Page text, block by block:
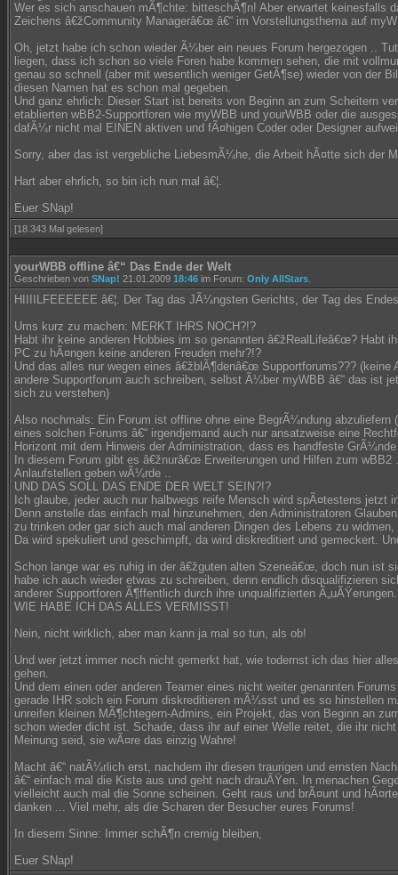
Wer es sich anschauen mÃ¶chte: bitteschÃ¶n! Aber erwartet keinesfalls
Zeichens â€žCommunity Managerâ€œ â€“ im Vorstellungsthema auf
Oh, jetzt habe ich schon wieder Ã¼ber ein neues Forum hergezogen ..
liegen, dass ich schon so viele Foren habe kommen sehen, die mit
genau so schnell (aber mit wesentlich weniger GetÃ¶se) wieder von der
diesen Namen hat es schon mal gegeben.
Und ganz ehrlich: Dieser Start ist bereits von Beginn an zum Scheitern
etablierten wBB2-Supportforen wie myWBB und yourWBB oder die
dafÃ¼r nicht mal EINEN aktiven und fÃ¤higen Coder oder Designer
Sorry, aber das ist vergebliche LiebesmÃ¼he, die Arbeit hÃ¤tte sich der
Hart aber ehrlich, so bin ich nun mal â€¦.
Euer SNap!
[18.343 Mal gelesen]
yourWBB offline â€“ Das Ende der Welt
Geschrieben von SNap! 21.01.2009 18:46 im Forum: Only AllStars
HIIIILFEEEEEE â€¦. Der Tag das JÃ¼ngsten Gerichts, der Tag des
Ums kurz zu machen: MERKT IHRS NOCH?!?
Habt ihr keine anderen Hobbies im so genannten â€žRealLifeâ€œ? Habt
PC zu hÃ¤ngen keine anderen Freuden mehr?!?
Und das alles nur wegen eines â€žblÃ¶denâ€œ Supportforums???
andere Supportforum auch schreiben, selbst Ã¼ber myWBB â€“ das ist
sich zu verstehen)
Also nochmals: Ein Forum ist offline ohne eine BegrÃ¼ndung abzuliefern
eines solchen Forums â€“ irgendjemand auch nur ansatzweise eine
Horizont mit dem Hinweis der Administration, dass es handfeste
In diesem Forum gibt es â€žnurâ€œ Erweiterungen und Hilfen zum
Anlaufstellen geben wÃ¼rde ..
UND DAS SOLL DAS ENDE DER WELT SEIN?!?
Ich glaube, jeder auch nur halbwegs reife Mensch wird spÃ¤testens jetzt
Denn anstelle das einfach mal hinzunehmen, den Administratoren
zu trinken oder gar sich auch mal anderen Dingen des Lebens zu
Da wird spekuliert und geschimpft, da wird diskreditiert und gemeckert.
Schon lange war es ruhig in der â€žguten alten Szeneâ€œ, doch nun ist
habe ich auch wieder etwas zu schreiben, denn endlich disqualifizieren
anderer Supportforen Ã¶ffentlich durch ihre unqualifizierten Ã„uÃŸerungen.
WIE HABE ICH DAS ALLES VERMISST!
Nein, nicht wirklich, aber man kann ja mal so tun, als ob!
Und wer jetzt immer noch nicht gemerkt hat, wie todernst ich das hier
gehen.
Und dem einen oder anderen Teamer eines nicht weiter genannten
gerade IHR solch ein Forum diskreditieren mÃ¼sst und es so hinstellen
unreifen kleinen MÃ¶chtegern-Admins, ein Projekt, das von Beginn an
schon wieder dicht ist. Schade, dass ihr auf einer Welle reitet, die ihr
Meinung seid, sie wÃ¤re das einzig Wahre!
Macht â€“ natÃ¼rlich erst, nachdem ihr diesen traurigen und ernsten
â€“ einfach mal die Kiste aus und geht nach drauÃŸen. In menachen
vielleicht auch mal die Sonne scheinen. Geht raus und brÃ¤unt und
danken ... Viel mehr, als die Scharen der Besucher eures Forums!
In diesem Sinne: Immer schÃ¶n cremig bleiben,
Euer SNap!